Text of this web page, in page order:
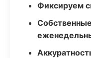
Фиксируем